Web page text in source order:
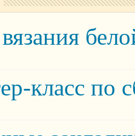
класс по